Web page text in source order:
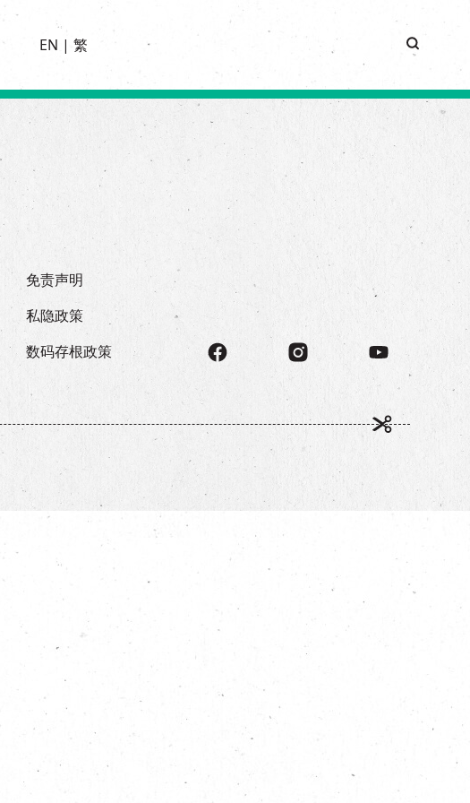
EN | 繁
免责声明
私隐政策
数码存根政策